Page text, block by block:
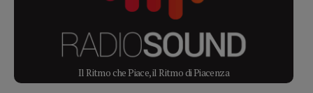
Il Ritmo che Piace, il Ritmo di Piacenza